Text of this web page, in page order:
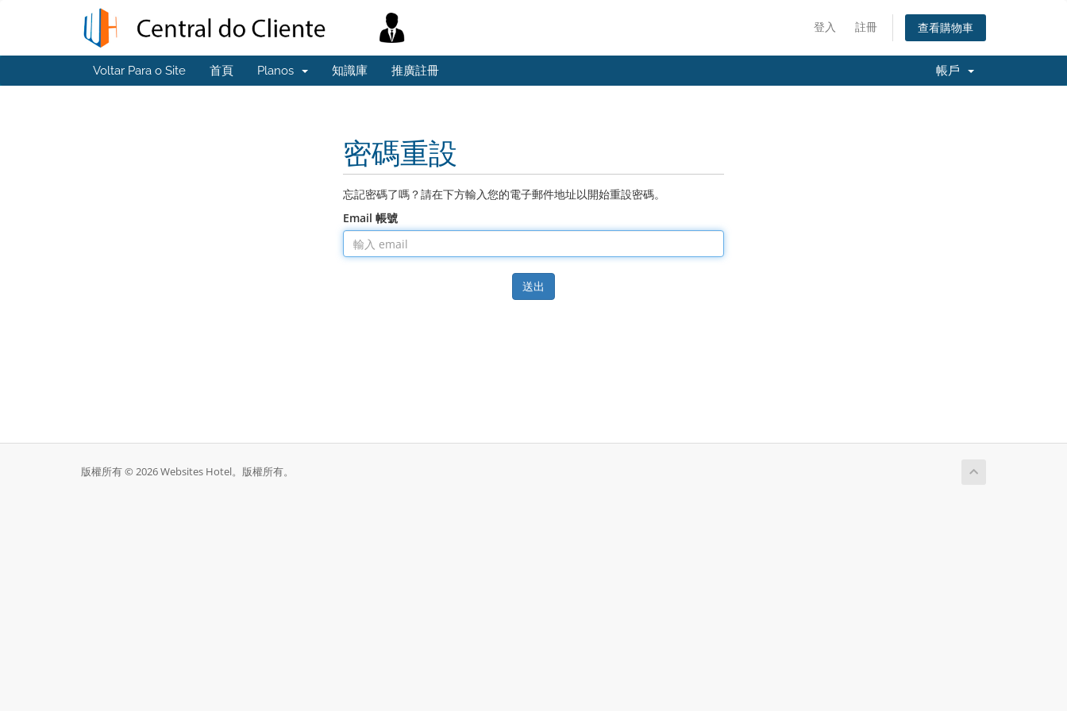
登入 註冊 查看購物車
Voltar Para o Site 首頁 Planos 知識庫 推廣註冊 帳戶
密碼重設
忘記密碼了嗎？請在下方輸入您的電子郵件地址以開始重設密碼。
Email 帳號
送出
版權所有 © 2026 Websites Hotel。版權所有。